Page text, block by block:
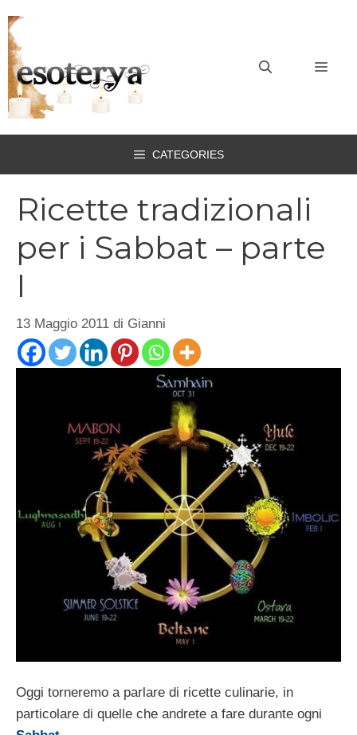
al
contenuto
CATEGORIES
Ricette tradizionali
per i Sabbat – parte
I
13 Maggio 2011 di Gianni
Oggi torneremo a parlare di ricette culinarie, in
particolare di quelle che andrete a fare durante ogni